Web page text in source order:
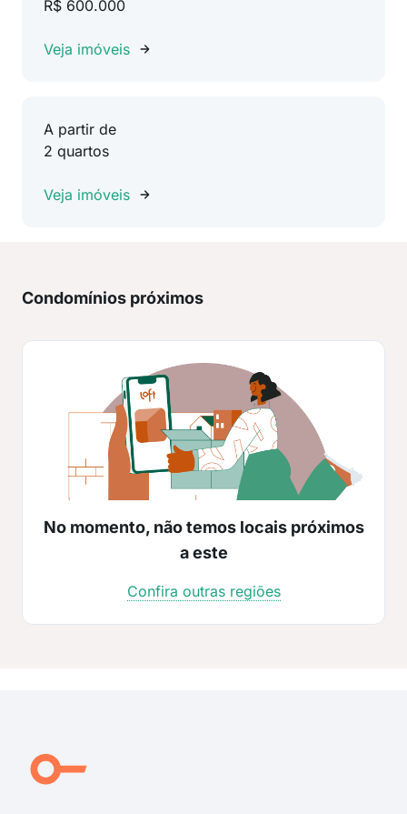
R$ 600.000
Veja imóveis
A partir de
2 quartos
Veja imóveis
Condomínios próximos
No momento, não temos locais próximos
a este
Confira outras regiões